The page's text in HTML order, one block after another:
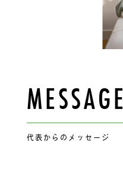
MESSAGE
代表からのメッセージ